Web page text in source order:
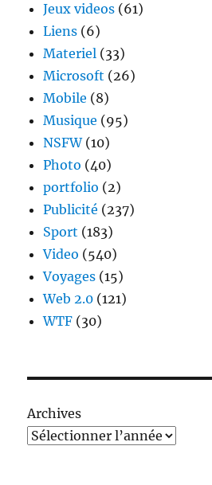
Jeux videos (61)
Liens (6)
Materiel (33)
Microsoft (26)
Mobile (8)
Musique (95)
NSFW(10)
Photo (40)
portfolio (2)
Publicité (237)
Sport (183)
Video (540)
Voyages (15)
Web 2.0 (121)
WTF (30)
Archives